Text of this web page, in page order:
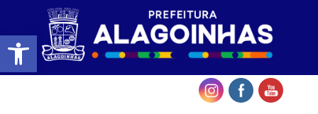
Barra de Ferramentas Aberta